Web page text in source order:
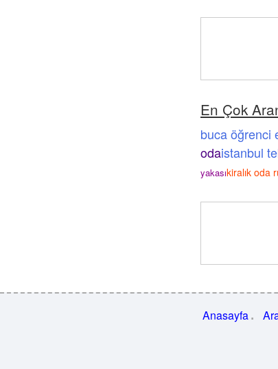
En Çok
buca öğrenci
odaistanbul
yakasıkiralık oda
Anasayfa